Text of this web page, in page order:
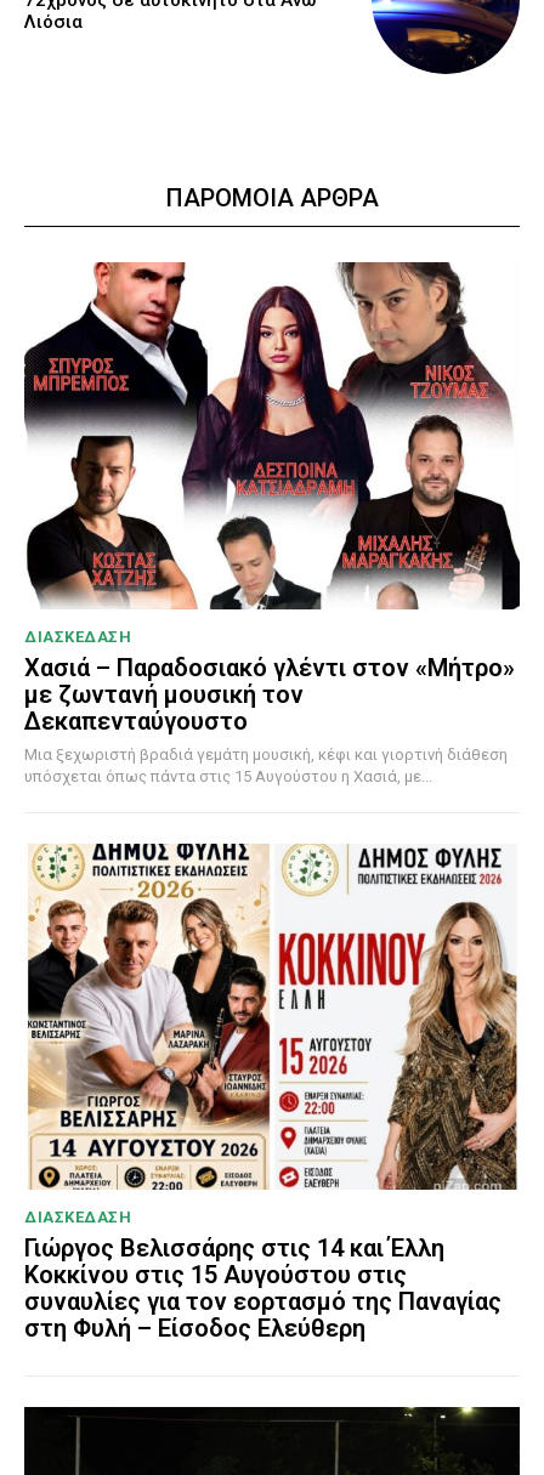
Λιόσια
ΠΑΡΟΜΟΙΑ ΑΡΘΡΑ
ΔΙΑΣΚΕΔΑΣΗ
Χασιά – Παραδοσιακό γλέντι στον «Μήτρο»
με ζωντανή μουσική τον
Δεκαπενταύγουστο
Μια ξεχωριστή βραδιά γεμάτη μουσική, κέφι και γιορτινή διάθεση
υπόσχεται όπως πάντα στις 15 Αυγούστου η Χασιά, με...
ΔΙΑΣΚΕΔΑΣΗ
Γιώργος Βελισσάρης στις 14 και Έλλη
Κοκκίνου στις 15 Αυγούστου στις
συναυλίες για τον εορτασμό της Παναγίας
στη Φυλή – Είσοδος Ελεύθερη